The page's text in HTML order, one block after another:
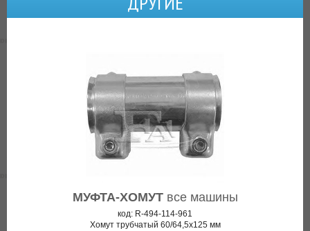
МУФТА-ХОМУТвсе машины
код: R-494-114-961
Хомут трубчатый 60/64,5x125 мм